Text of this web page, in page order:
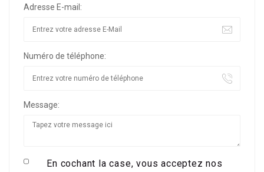
Adresse E-mail:
Numéro de téléphone:
Message:
En cochant la case, vous acceptez nos